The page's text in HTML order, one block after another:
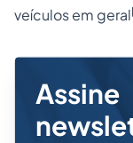
veículos em geral